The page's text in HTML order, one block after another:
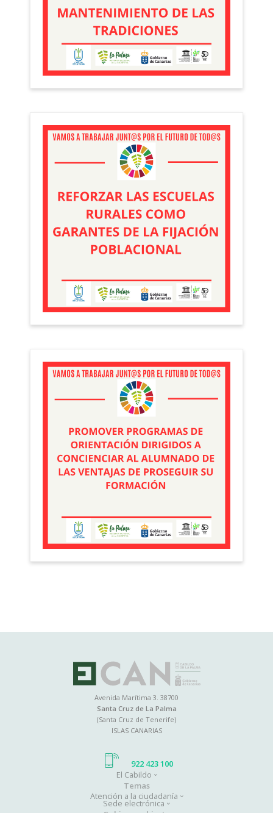
Avenida Marítima 3. 38700
Santa Cruz de La Palma
(Santa Cruz de Tenerife)
ISLAS CANARIAS
922 423 100
El Cabildo
Temas
Atención a la ciudadanía
Sede electrónica